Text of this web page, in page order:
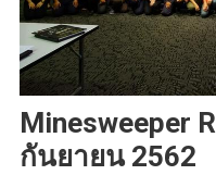
Minesweeper
กันยายน 2562